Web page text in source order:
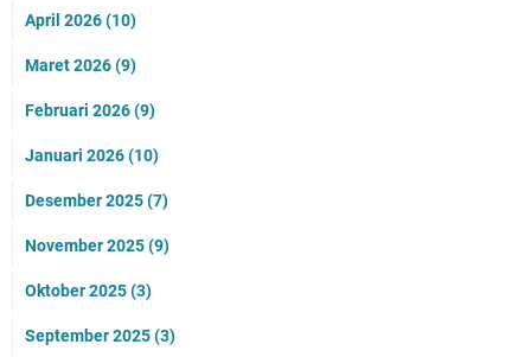
April 2026(10)
Maret 2026(9)
Februari 2026(9)
Januari 2026(10)
Desember 2025(7)
November 2025(9)
Oktober 2025(3)
September 2025(3)